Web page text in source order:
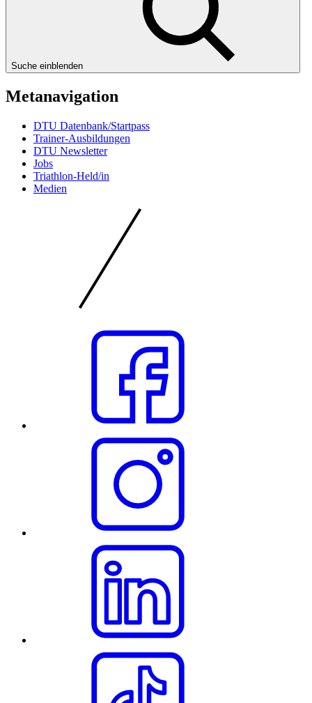
Suche einblenden
Metanavigation
DTU Datenbank/Startpass
Trainer-Ausbildungen
DTU Newsletter
Jobs
Triathlon-Held/in
Medien